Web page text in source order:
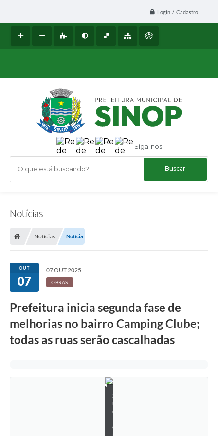
Login / Cadastro
Siga-nos
O que está buscando?
Notícias
Notícias Notícia
OUT
07
07 OUT 2025
OBRAS
Prefeitura inicia segunda fase de
melhorias no bairro Camping Clube;
todas as ruas serão cascalhadas
S
u
e
e